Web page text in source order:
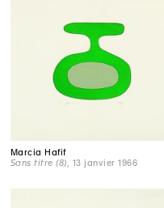
Marcia Hafif
Sans titre (8), 13 janvier 1966